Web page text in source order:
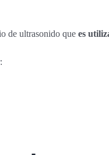
de ultrasonido que es